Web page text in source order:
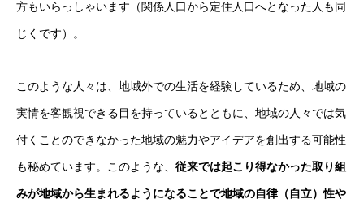
方もいらっしゃいます（関係人口から定住人口へとなった人も同
じくです）。
このような人々は、地域外での生活を経験しているため、地域の
実情を客観視できる目を持っているとともに、地域の人々では気
付くことのできなかった地域の魅力やアイデアを創出する可能性
も秘めています。このような、 従来では起こり得なかった取り組
みが地域から生まれるようになることで地域の自律（自立）性や